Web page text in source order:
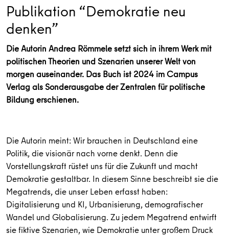
Publikation “Demokratie neu
denken”
Die Autorin Andrea Römmele setzt sich in ihrem Werk mit
politischen Theorien und Szenarien unserer Welt von
morgen auseinander. Das Buch ist 2024 im Campus
Verlag als Sonderausgabe der Zentralen für politische
Bildung erschienen.
Die Autorin meint: Wir brauchen in Deutschland eine
Politik, die visionär nach vorne denkt. Denn die
Vorstellungskraft rüstet uns für die Zukunft und macht
Demokratie gestaltbar. In diesem Sinne beschreibt sie die
Megatrends, die unser Leben erfasst haben:
Digitalisierung und KI, Urbanisierung, demografischer
Wandel und Globalisierung. Zu jedem Megatrend entwirft
sie fiktive Szenarien, wie Demokratie unter großem Druck